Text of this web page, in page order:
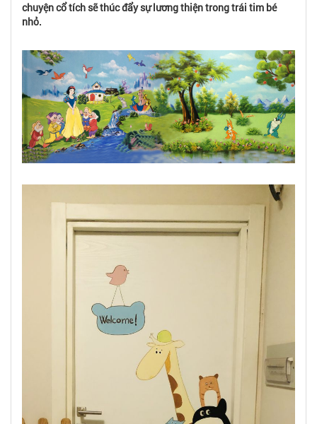
chuyện cổ tích sẽ thúc đẩy sự lương thiện trong trái tim bé
nhỏ.